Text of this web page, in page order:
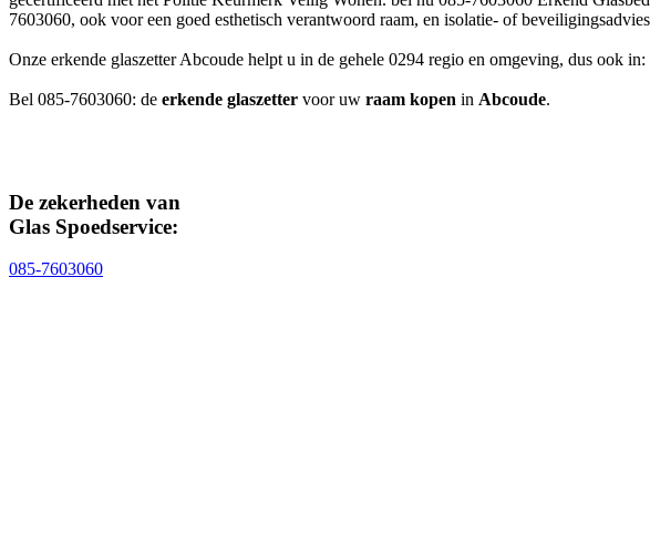
7603060, ook voor een goed esthetisch verantwoord raam, en isolatie- of
Onze erkende glaszetter Abcoude helpt u in de gehele 0294 regio en omgeving, dus ook
Bel 085-7603060: de erkende glaszetter voor uw raam kopen in Abcoude.
De zekerheden van
Glas Spoedservice:
085-7603060